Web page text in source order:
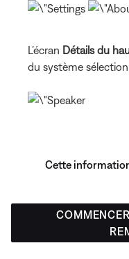
L’écran Détails du
du système
Cette